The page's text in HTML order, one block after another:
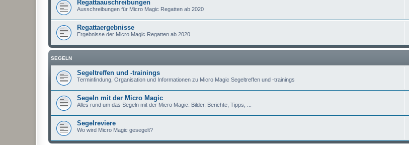
Regattaauschreibungen
Ausschreibungen für Micro Magic Regatten ab 2020
Regattaergebnisse
Ergebnisse der Micro Magic Regatten ab 2020
SEGELN
Segeltreffen und -trainings
Terminfindung, Organisation und Informationen zu Micro Magic Segeltreffen und -trainings
Segeln mit der Micro Magic
Alles rund um das Segeln mit der Micro Magic: Bilder, Berichte, Tipps, ...
Segelreviere
Wo wird Micro Magic gesegelt?